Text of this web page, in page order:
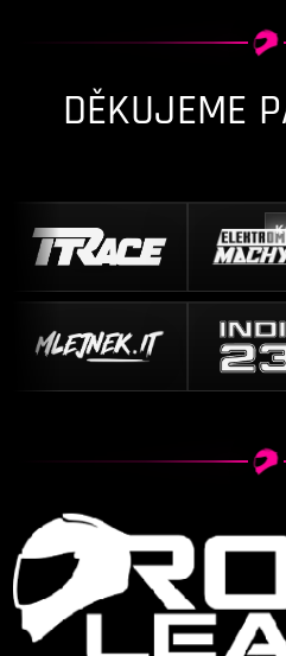
DĚKUJEME
KONTAKT